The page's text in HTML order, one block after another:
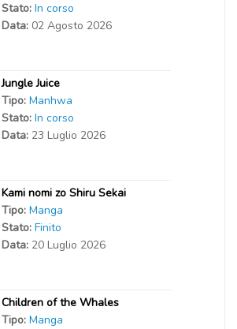
Stato: In corso
Data: 02 Agosto 2026
Jungle Juice
Tipo: Manhwa
Stato: In corso
Data: 23 Luglio 2026
Kami nomi zo Shiru Sekai
Tipo: Manga
Stato: Finito
Data: 20 Luglio 2026
Children of the Whales
Tipo: Manga